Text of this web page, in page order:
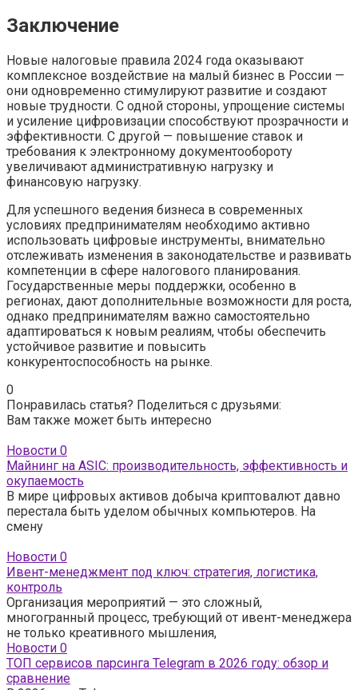
Заключение
Новые налоговые правила 2024 года оказывают
комплексное воздействие на малый бизнес в России —
они одновременно стимулируют развитие и создают
новые трудности. С одной стороны, упрощение системы
и усиление цифровизации способствуют прозрачности и
эффективности. С другой — повышение ставок и
требования к электронному документообороту
увеличивают административную нагрузку и
финансовую нагрузку.
Для успешного ведения бизнеса в современных
условиях предпринимателям необходимо активно
использовать цифровые инструменты, внимательно
отслеживать изменения в законодательстве и развивать
компетенции в сфере налогового планирования.
Государственные меры поддержки, особенно в
регионах, дают дополнительные возможности для роста,
однако предпринимателям важно самостоятельно
адаптироваться к новым реалиям, чтобы обеспечить
устойчивое развитие и повысить
конкурентоспособность на рынке.
0
Понравилась статья? Поделиться с друзьями:
Вам также может быть интересно
Новости 0
Майнинг на ASIC: производительность, эффективность и
окупаемость
В мире цифровых активов добыча криптовалют давно
перестала быть уделом обычных компьютеров. На
смену
Новости 0
Ивент-менеджмент под ключ: стратегия, логистика,
контроль
Организация мероприятий — это сложный,
многогранный процесс, требующий от ивент-менеджера
не только креативного мышления,
Новости 0
ТОП сервисов парсинга Telegram в 2026 году: обзор и
сравнение